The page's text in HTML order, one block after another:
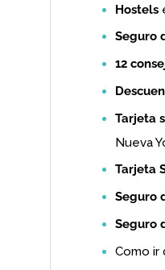
Hostels
Seguro
12
Tarjeta
Nueva
Tarjeta
Seguro
Seguro
Como ir